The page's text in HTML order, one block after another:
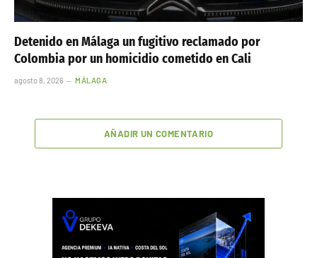
Detenido en Málaga un fugitivo reclamado por
Colombia por un homicidio cometido en Cali
agosto 8, 2026 MÁLAGA
AÑADIR UN COMENTARIO